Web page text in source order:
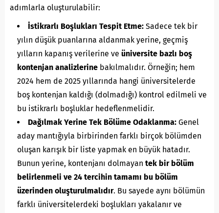
adımlarla oluşturulabilir:
İstikrarlı Boşlukları Tespit Etme: Sadece tek bir
yılın düşük puanlarına aldanmak yerine, geçmiş
yılların kapanış verilerine ve üniversite bazlı boş
kontenjan analizlerine bakılmalıdır. Örneğin; hem
2024 hem de 2025 yıllarında hangi üniversitelerde
boş kontenjan kaldığı (dolmadığı) kontrol edilmeli ve
bu istikrarlı boşluklar hedeflenmelidir.
Dağılmak Yerine Tek Bölüme Odaklanma: Genel
aday mantığıyla birbirinden farklı birçok bölümden
oluşan karışık bir liste yapmak en büyük hatadır.
Bunun yerine, kontenjanı dolmayan tek bir bölüm
belirlenmeli ve 24 tercihin tamamı bu bölüm
üzerinden oluşturulmalıdır. Bu sayede aynı bölümün
farklı üniversitelerdeki boşlukları yakalanır ve